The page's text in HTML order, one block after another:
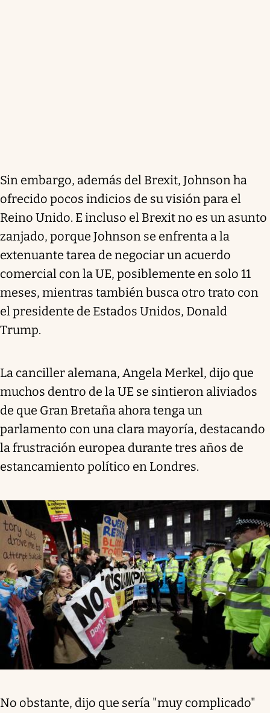
Sin embargo, además del Brexit, Johnson ha
ofrecido pocos indicios de su visión para el
Reino Unido. E incluso el Brexit no es un asunto
zanjado, porque Johnson se enfrenta a la
extenuante tarea de negociar un acuerdo
comercial con la UE, posiblemente en solo 11
meses, mientras también busca otro trato con
el presidente de Estados Unidos, Donald
Trump.
La canciller alemana, Angela Merkel, dijo que
muchos dentro de la UE se sintieron aliviados
de que Gran Bretaña ahora tenga un
parlamento con una clara mayoría, destacando
la frustración europea durante tres años de
estancamiento político en Londres.
No obstante, dijo que sería "muy complicado"